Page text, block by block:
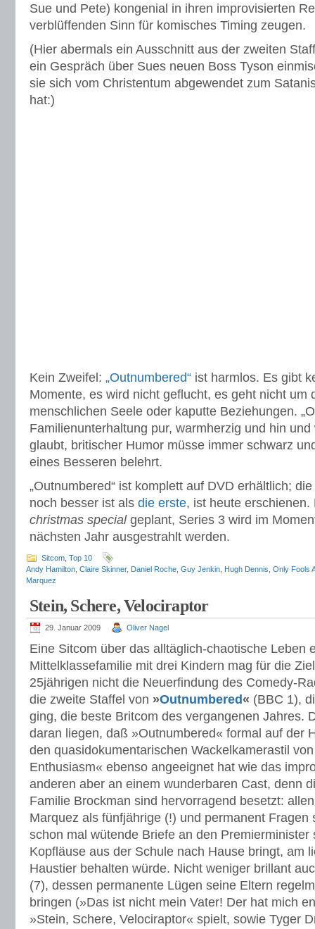
Sue und Pete) kongenial in ihren improvisierten
verblüffenden Sinn für komisches Timing zeugen.
(Hier abermals ein Ausschnitt aus der zweiten
ein Gespräch über Sues neuen Boss Tyson
sie sich vom Christentum abgewendet zum
hat:)
Kein Zweifel: „Outnumbered“ ist harmlos. Es gibt
Momente, es wird nicht geflucht, es geht nicht um
menschlichen Seele oder kaputte Beziehungen.
Familienunterhaltung pur, warmherzig und hin
glaubt, britischer Humor müsse immer schwarz
eines Besseren belehrt.
„Outnumbered“ ist komplett auf DVD erhältlich; die
noch besser ist als die erste, ist heute
christmas specialgeplant, Series 3 wird im
nächsten Jahr ausgestrahlt werden.
Sitcom Top 10
Andy Hamilton Claire Skinner, Daniel Roche Guy Jenkin Hugh Dennis Only Fools
Marquez
Stein, Schere, Velociraptor
29. Januar 2009 Oliver Nagel
Eine Sitcom über das alltäglich-chaotische Leben
Mittelklassefamilie mit drei Kindern mag für die
25jährigen nicht die Neuerfindung des Comedy-
die zweite Staffel von »Outnumbered« (BBC 1),
ging, die beste Britcom des vergangenen Jahres.
daran liegen, daß »Outnumbered« formal auf der
den quasidokumentarischen Wackelkamerastil
Enthusiasm« ebenso angeeignet hat wie das
anderen aber an einem wunderbaren Cast, denn
Familie Brockman sind hervorragend besetzt:
Marquez als fünfjährige (!) und permanent Fragen
schon mal wütende Briefe an den Premierminister
Kopfläuse aus der Schule nach Hause bringt, am
Haustier behalten würde. Nicht weniger brillant
(7), dessen permanente Lügen seine Eltern
bringen (»Das ist nicht mein Vater! Der hat mich
»Stein, Schere, Velociraptor« spielt, sowie Tyger